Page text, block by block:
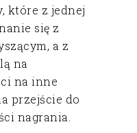
które z jednej
się z
a z
na
na inne
przejście do
nagrania.